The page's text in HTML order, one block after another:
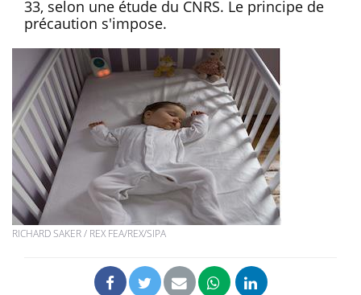
33, selon une étude du CNRS. Le principe de
précaution s'impose.
RICHARD SAKER / REX FEA/REX/SIPA